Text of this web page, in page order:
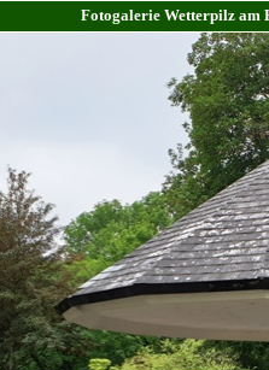
Fotogalerie Wetterpilz am